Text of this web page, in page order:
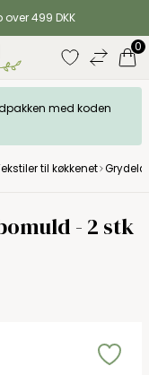
499 DKK
0
med koden
til køkkenet
- 2 stk